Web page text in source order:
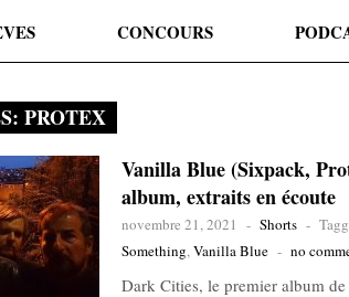
CONCOURS
PROTEX
Vanilla Blue (Sixpack,
album, extraits en écoute
novembre 21, 2021 - Shorts -
Something,Vanilla Blue - no
Dark Cities, le premier album